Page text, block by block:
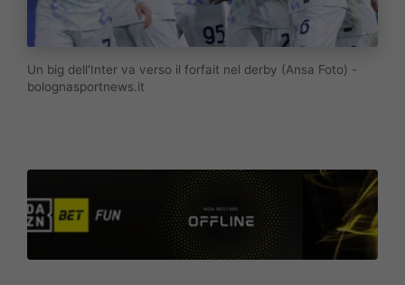
Un big dell'Inter va verso il forfait nel derby (Ansa Foto) -
bolognasportnews.it